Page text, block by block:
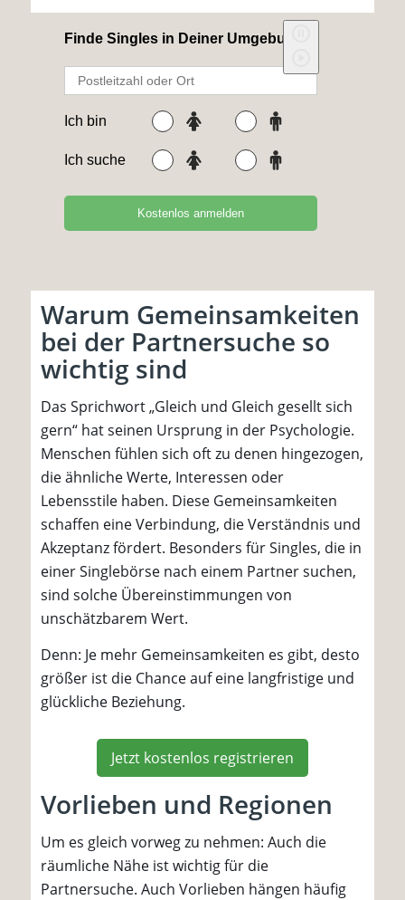
Warum Gemeinsamkeiten
bei der Partnersuche so
wichtig sind
Das Sprichwort „Gleich und Gleich gesellt sich
gern“ hat seinen Ursprung in der Psychologie.
Menschen fühlen sich oft zu denen hingezogen,
die ähnliche Werte, Interessen oder
Lebensstile haben. Diese Gemeinsamkeiten
schaffen eine Verbindung, die Verständnis und
Akzeptanz fördert. Besonders für Singles, die in
einer Singlebörse nach einem Partner suchen,
sind solche Übereinstimmungen von
unschätzbarem Wert.
Denn: Je mehr Gemeinsamkeiten es gibt, desto
größer ist die Chance auf eine langfristige und
glückliche Beziehung.
Jetzt kostenlos registrieren
Vorlieben und Regionen
Um es gleich vorweg zu nehmen: Auch die
räumliche Nähe ist wichtig für die
Partnersuche. Auch Vorlieben hängen häufig